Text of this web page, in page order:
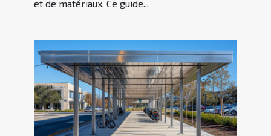
et de matériaux. Ce guide...